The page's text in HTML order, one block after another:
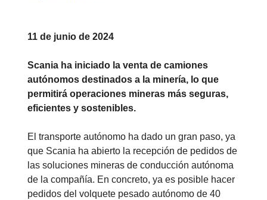
11 de junio de 2024
Scania ha iniciado la venta de camiones
autónomos destinados a la minería, lo que
permitirá operaciones mineras más seguras,
eficientes y sostenibles.
El transporte autónomo ha dado un gran paso, ya
que Scania ha abierto la recepción de pedidos de
las soluciones mineras de conducción autónoma
de la compañía. En concreto, ya es posible hacer
pedidos del volquete pesado autónomo de 40